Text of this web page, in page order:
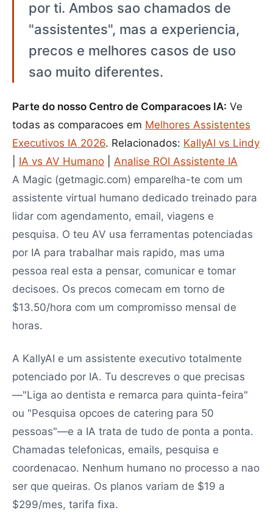
por ti. Ambos sao chamados de
"assistentes", mas a experiencia,
precos e melhores casos de uso
sao muito diferentes.
Parte do nosso Centro de Comparacoes IA: Ve
todas as comparacoes em Melhores Assistentes
Executivos IA 2026. Relacionados: KallyAI vs Lindy
IA vs AV Humano
Analise ROI Assistente IA
A Magic (getmagic.com) emparelha-te com um
assistente virtual humano dedicado treinado para
lidar com agendamento, email, viagens e
pesquisa. O teu AV usa ferramentas potenciadas
por IA para trabalhar mais rapido, mas uma
pessoa real esta a pensar, comunicar e tomar
decisoes. Os precos comecam em torno de
$13.50/hora com um compromisso mensal de
horas.
A KallyAI e um assistente executivo totalmente
potenciado por IA. Tu descreves o que precisas
—"Liga ao dentista e remarca para quinta-feira"
ou "Pesquisa opcoes de catering para 50
pessoas"—e a IA trata de tudo de ponta a ponta.
Chamadas telefonicas, emails, pesquisa e
coordenacao. Nenhum humano no processo a nao
ser que queiras. Os planos variam de $19 a
$299/mes, tarifa fixa.